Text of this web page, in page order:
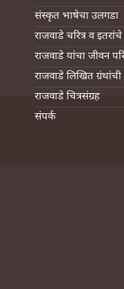
संस्कृत भाषेचा उलगडा
राजवाडे चरित्र व
राजवाडे यांचा जीवन
राजवाडे लिखित
राजवाडे चित्रसंग्रह
संपर्क